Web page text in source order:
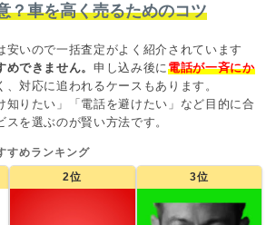
？車を高く売るためのコツ
安いので一括査定がよく紹介されています
めできません。申し込み後に 電話が一斉にか
、対応に追われるケースもあります。
知りたい」「電話を避けたい」など目的に合
を選ぶのが賢い方法です。
すめランキング
2位 3位